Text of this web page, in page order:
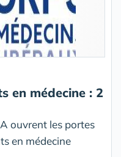
en médecine : 2
ouvrent les portes
en médecine